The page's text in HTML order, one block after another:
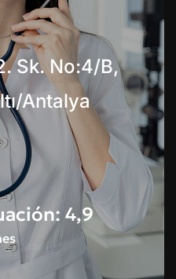
Sk. No:4/B,
Antalya
4,9